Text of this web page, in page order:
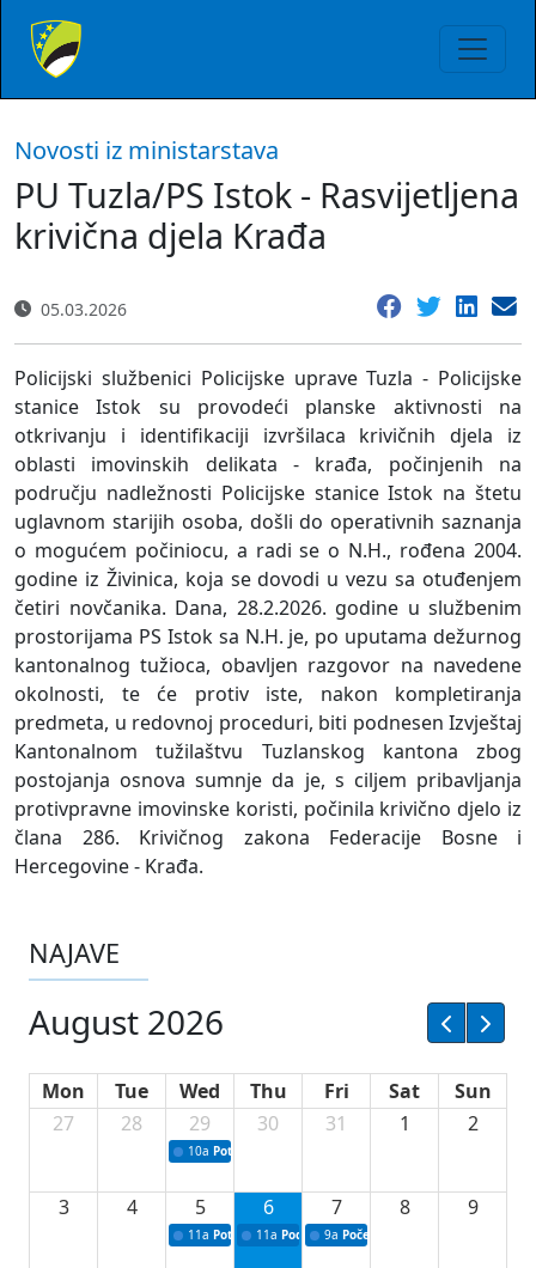
Novosti iz ministarstava
PU Tuzla/PS Istok - Rasvijetljena
krivična djela Krađa
05.03.2026
Policijski službenici Policijske uprave Tuzla - Policijske
stanice Istok su provodeći planske aktivnosti na
otkrivanju i identifikaciji izvršilaca krivičnih djela iz
oblasti imovinskih delikata - krađa, počinjenih na
području nadležnosti Policijske stanice Istok na štetu
uglavnom starijih osoba, došli do operativnih saznanja
o mogućem počiniocu, a radi se o N.H., rođena 2004.
godine iz Živinica, koja se dovodi u vezu sa otuđenjem
četiri novčanika. Dana, 28.2.2026. godine u službenim
prostorijama PS Istok sa N.H. je, po uputama dežurnog
kantonalnog tužioca, obavljen razgovor na navedene
okolnosti, te će protiv iste, nakon kompletiranja
predmeta, u redovnoj proceduri, biti podnesen Izvještaj
Kantonalnom tužilaštvu Tuzlanskog kantona zbog
postojanja osnova sumnje da je, s ciljem pribavljanja
protivpravne imovinske koristi, počinila krivično djelo iz
člana 286. Krivičnog zakona Federacije Bosne i
Hercegovine - Krađa.
NAJAVE
August 2026
Mon Tue Wed Thu Fri Sat
Sun
27
28 29
10a Potpisivanje ugovora sa neprofitnim
30 31 1 2
3 4 5
11a Potpisivanje ugovora o stipendijama za
6
11a Podrška razvoju vodne infrastrukture u
7
9a Početak izgradnje nove
8 9